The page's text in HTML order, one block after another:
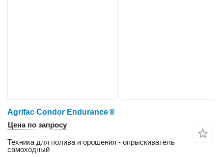
Agrifac Condor Endurance II
Цена по запросу
Техника для полива и орошения - опрыскиватель
самоходный